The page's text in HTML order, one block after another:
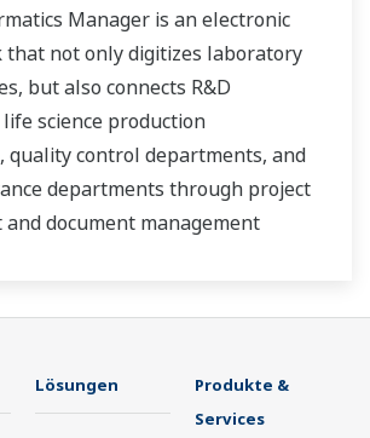
Manager is an electronic
that not only digitizes laboratory
but also connects R&D
science production
quality control departments, and
departments through project
and document management
Lösungen
Produkte &
Services